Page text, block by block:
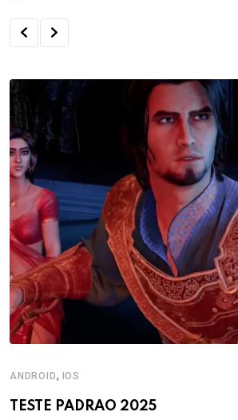
ANDROID, IOS
TESTE PADRAO 2025